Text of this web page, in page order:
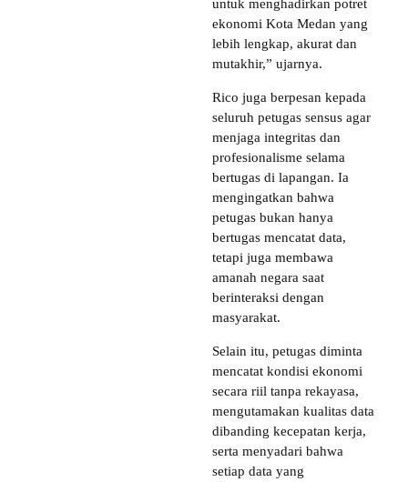
untuk menghadirkan potret
ekonomi Kota Medan yang
lebih lengkap, akurat dan
mutakhir,” ujarnya.
Rico juga berpesan kepada
seluruh petugas sensus agar
menjaga integritas dan
profesionalisme selama
bertugas di lapangan. Ia
mengingatkan bahwa
petugas bukan hanya
bertugas mencatat data,
tetapi juga membawa
amanah negara saat
berinteraksi dengan
masyarakat.
Selain itu, petugas diminta
mencatat kondisi ekonomi
secara riil tanpa rekayasa,
mengutamakan kualitas data
dibanding kecepatan kerja,
serta menyadari bahwa
setiap data yang